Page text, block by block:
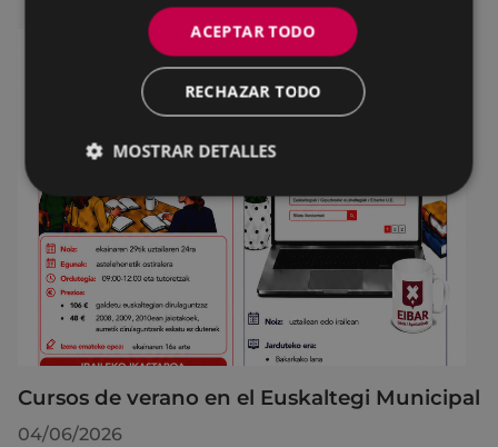
Cursos de verano en el Euskaltegi Municipal
04/06/2026
ACEPTAR TODO
RECHAZAR TODO
MOSTRAR DETALLES